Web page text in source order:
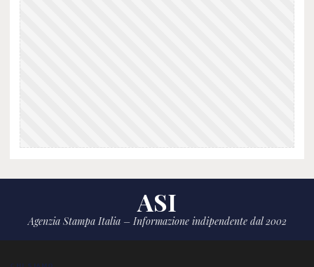
ASI
Agenzia Stampa Italia – Informazione indipendente dal 2002